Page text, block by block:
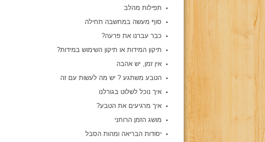
תפילות מהלב
סוף מעשה במחשבה תחילה
כבר עברנו את פרעה?
תיקון המידות או תיקון השימוש במידות?
אין זמן, יש אהבה
הטבע משתגע ? יש מה לעשות עם זה
איך נוכל לשלוט בגורלנו
איך מרגיעים את הטבע?
מושג הזמן הרוחני
יסודות הבריאה ומהות הסבל